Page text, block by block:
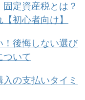
定資産税とは？
初心者向け】
！後悔しない選び
ついて
の支払いタイミ